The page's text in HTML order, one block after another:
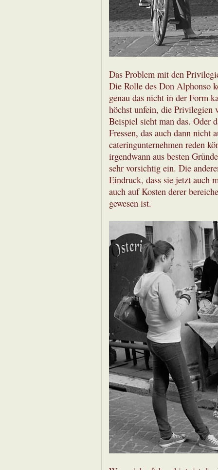
Das Problem mit den
Die Rolle des Don Alphonso
genau das nicht in der Form
höchst unfein, die Privilegien
Beispiel sieht man das. Oder
Fressen, das auch dann nicht
cateringunternehmen reden
irgendwann aus besten
sehr vorsichtig ein. Die
Eindruck, dass sie jetzt auch
auch auf Kosten derer
gewesen ist.